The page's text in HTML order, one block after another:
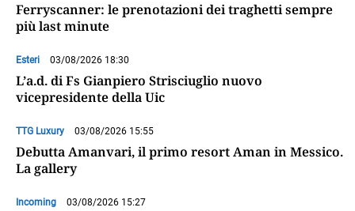
Ferryscanner: le prenotazioni dei traghetti sempre
più last minute
Esteri 03/08/2026 18:30
L’a.d. di Fs Gianpiero Strisciuglio nuovo
vicepresidente della Uic
TTG Luxury 03/08/2026 15:55
Debutta Amanvari, il primo resort Aman in Messico.
La gallery
Incoming 03/08/2026 15:27